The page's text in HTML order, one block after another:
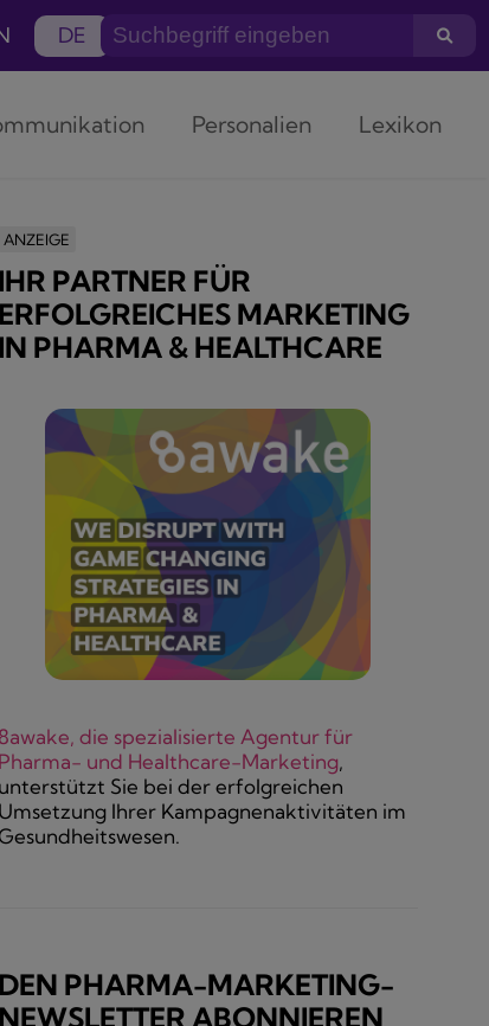
DE
Personalien Lexikon
ANZEIGE
IHR PARTNER FÜR
ERFOLGREICHES MARKETING
IN PHARMA & HEALTHCARE
8awake, die spezialisierte Agentur für
Pharma- und Healthcare-Marketing,
unterstützt Sie bei der erfolgreichen
Umsetzung Ihrer Kampagnenaktivitäten im
DEN PHARMA-MARKETING-
NEWSLETTER ABONNIEREN